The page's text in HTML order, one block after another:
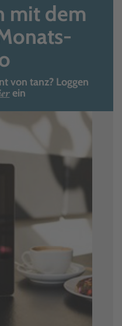
mit dem
von tanz? Loggen
ein